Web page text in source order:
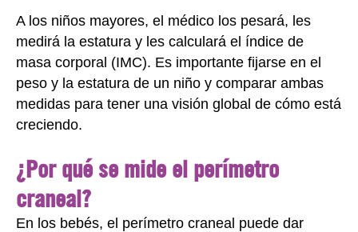
A los niños mayores, el médico los pesará, les
medirá la estatura y les calculará el índice de
masa corporal (IMC). Es importante fijarse en el
peso y la estatura de un niño y comparar ambas
medidas para tener una visión global de cómo está
creciendo.
¿Por qué se mide el perímetro
craneal?
En los bebés, el perímetro craneal puede dar